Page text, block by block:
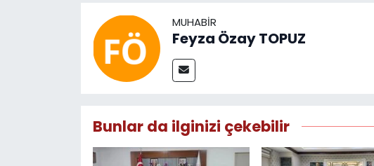
MUHABIR
Feyza Özay TOPUZ
Bunlar da ilginizi çekebilir